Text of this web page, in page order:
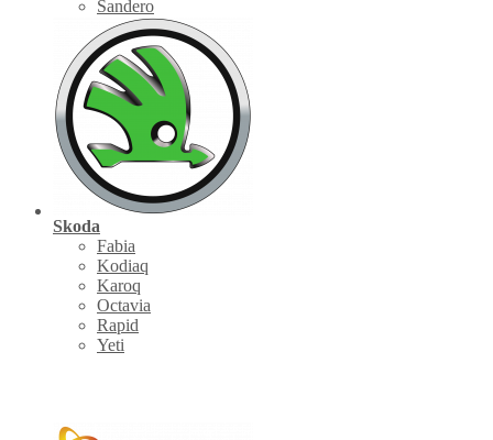
Sandero
Skoda
Fabia
Kodiaq
Karoq
Octavia
Rapid
Yeti